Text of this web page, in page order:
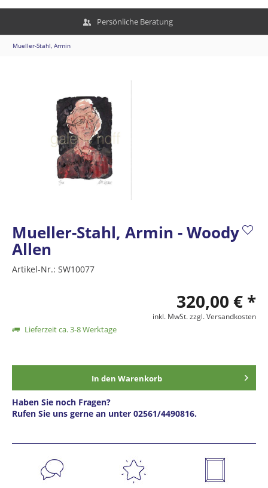
Persönliche Beratung
Mueller-Stahl, Armin
Mueller-Stahl, Armin - Woody
Allen
Artikel-Nr.: SW10077
320,00 € *
inkl. MwSt.zzgl. Versandkosten
Lieferzeit ca. 3-8 Werktage
In den Warenkorb
Haben Sie noch Fragen?
Rufen Sie uns gerne an unter 02561/4490816.
Preis anfragen